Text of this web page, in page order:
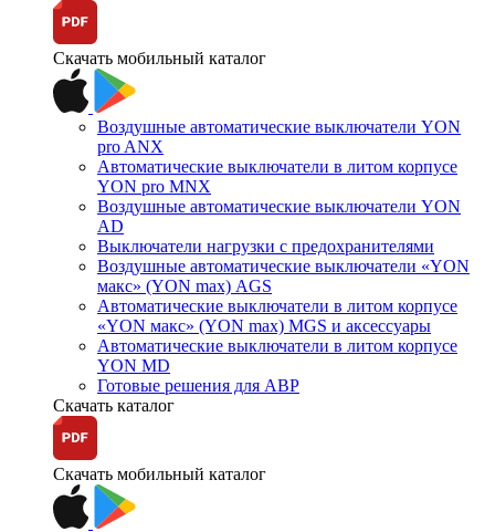
Скачать мобильный каталог
Воздушные автоматические выключатели YON
pro ANX
Автоматические выключатели в литом корпусе
YON pro MNX
Воздушные автоматические выключатели YON
AD
Выключатели нагрузки с предохранителями
Воздушные автоматические выключатели «YON
макс» (YON max) AGS
Автоматические выключатели в литом корпусе
«YON макс» (YON max) MGS и аксессуары
Автоматические выключатели в литом корпусе
YON MD
Готовые решения для АВР
Скачать каталог
Скачать мобильный каталог